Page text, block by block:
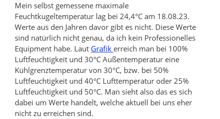
Mein selbst gemessene maximale
Feuchtkugeltemperatur lag bei 24,4°C am 18.08.23.
Werte aus den Jahren davor gibt es nicht. Diese Werte
sind natürlich nicht genau, da ich kein Professionelles
Equipment habe. Laut Grafik erreich man bei 100%
Luftfeuchtigkeit und 30°C Außentemperatur eine
Kühlgrenztemperatur von 30°C, bzw. bei 50%
Luftfeuchtigkeit und 40°C Lufttemperatur oder 25%
Luftfeuchtigkeit und 50°C. Man sieht also das es sich
dabei um Werte handelt, welche aktuell bei uns eher
nicht zu erreichen sind.